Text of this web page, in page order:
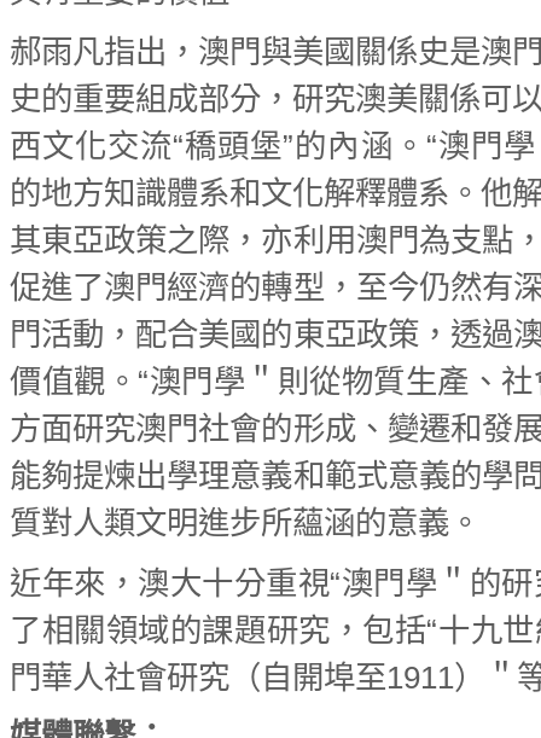
郝雨凡指出，澳門與美國關係史是澳
史的重要組成部分，研究澳美關係可
西文化交流“穚頭堡”的內涵。“澳門
的地方知識體系和文化解釋體系。他
其東亞政策之際，亦利用澳門為支點
促進了澳門經濟的轉型，至今仍然有
門活動，配合美國的東亞政策，透過
價值觀。“澳門學＂則從物質生產、
方面研究澳門社會的形成、變遷和發
能夠提煉出學理意義和範式意義的學
質對人類文明進步所蘊涵的意義。
近年來，澳大十分重視“澳門學＂的
了相關領域的課題研究，包括“十九
門華人社會研究（自開埠至1911）＂